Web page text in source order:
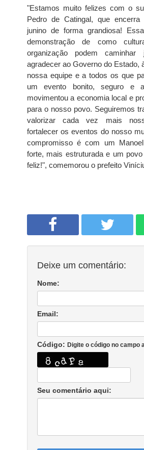
"Estamos muito felizes com o
Pedro de Catingal, que encerra
junino de forma grandiosa!
demonstração de como
organização podem caminhar
agradecer ao Governo do Estado,
nossa equipe e a todos os que
um evento bonito, seguro e
movimentou a economia local e
para o nosso povo. Seguiremos
valorizar cada vez mais
fortalecer os eventos do nosso
compromisso é com um
forte, mais estruturada e um
feliz!", comemorou o prefeito
Deixe um comentário:
Nome:
Email:
Código: Digite o código no campo
Seu comentário aqui: